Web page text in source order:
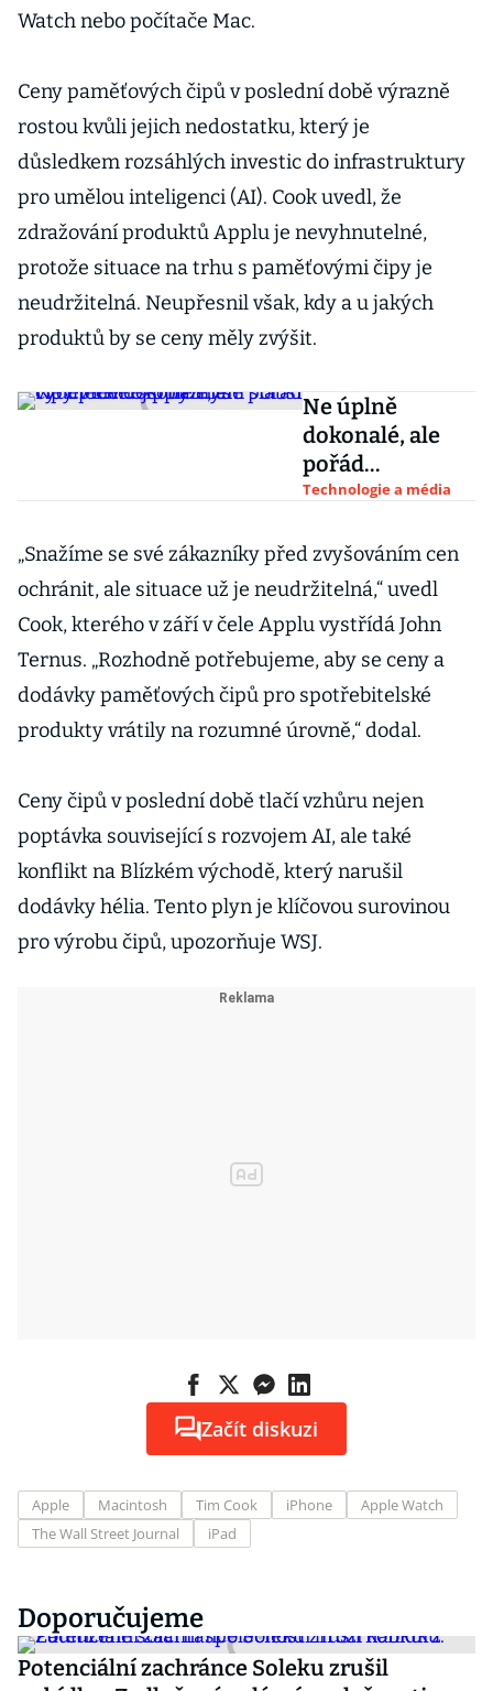
Watch nebo počítače Mac.
Ceny paměťových čipů v poslední době výrazně
rostou kvůli jejich nedostatku, který je
důsledkem rozsáhlých investic do infrastruktury
pro umělou inteligenci (AI). Cook uvedl, že
zdražování produktů Applu je nevyhnutelné,
protože situace na trhu s paměťovými čipy je
neudržitelná. Neupřesnil však, kdy a u jakých
produktů by se ceny měly zvýšit.
Ne úplně
dokonalé, ale
pořád
výdělečné.
slabší čipy v
levnější byznys
Technologie a média
„Snažíme se své zákazníky před zvyšováním cen
ochránit, ale situace už je neudržitelná,“ uvedl
Cook, kterého v září v čele Applu vystřídá John
Ternus. „Rozhodně potřebujeme, aby se ceny a
dodávky paměťových čipů pro spotřebitelské
produkty vrátily na rozumné úrovně,“ dodal.
Ceny čipů v poslední době tlačí vzhůru nejen
poptávka související s rozvojem AI, ale také
konflikt na Blízkém východě, který narušil
dodávky hélia. Tento plyn je klíčovou surovinou
pro výrobu čipů, upozorňuje WSJ.
Začít diskuzi
Apple Macintosh Tim Cook iPhone
Apple Watch
The Wall Street Journal
iPad
Doporučujeme
Potenciální zachránce Soleku zrušil